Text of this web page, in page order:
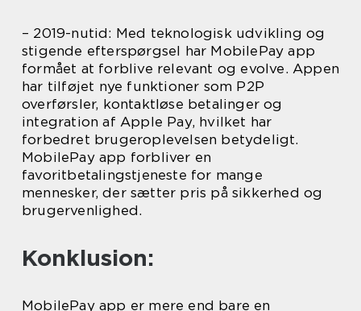
– 2019-nutid: Med teknologisk udvikling og
stigende efterspørgsel har MobilePay app
formået at forblive relevant og evolve. Appen
har tilføjet nye funktioner som P2P
overførsler, kontaktløse betalinger og
integration af Apple Pay, hvilket har
forbedret brugeroplevelsen betydeligt.
MobilePay app forbliver en
favoritbetalingstjeneste for mange
mennesker, der sætter pris på sikkerhed og
brugervenlighed.
Konklusion:
MobilePay app er mere end bare en